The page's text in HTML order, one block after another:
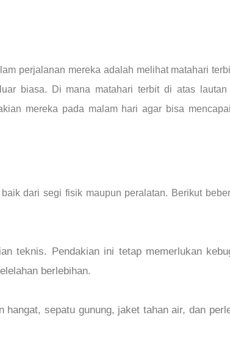
perjalanan mereka adalah melihat matahari
biasa. Di mana matahari terbit di atas lautan
mereka pada malam hari agar bisa
dari segi fisik maupun peralatan. Berikut
teknis. Pendakian ini tetap memerlukan
berlebihan.
sepatu gunung, jaket tahan air, dan